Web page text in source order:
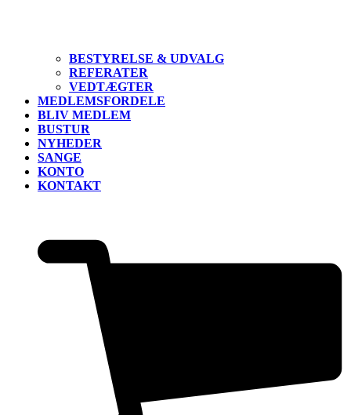
BESTYRELSE & UDVALG
REFERATER
VEDTÆGTER
MEDLEMSFORDELE
BLIV MEDLEM
BUSTUR
NYHEDER
SANGE
KONTO
KONTAKT